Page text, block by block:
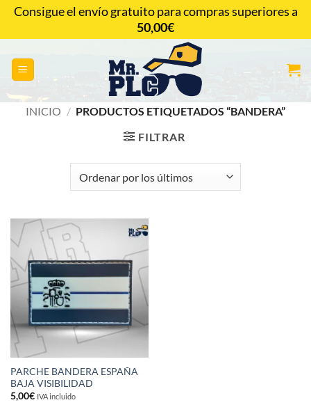
Saltar
contenido
CONTACTAR
INICIO / PRODUCTOS ETIQUETADOS “BANDERA”
FILTRAR
PARCHE BANDERA ESPAÑA
BAJA VISIBILIDAD
5,00€ IVA incluido
Consigue el envío gratuito para compras superiores a
50,00€